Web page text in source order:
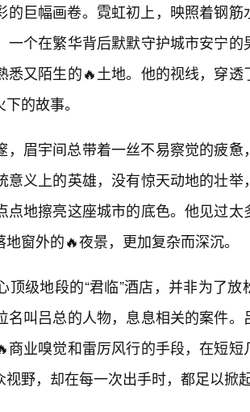
的巨幅画卷。霓虹初上，映照着钢筋
一个在繁华背后默默守护城市安宁的
又陌生的🔥土地。他的视线，穿透
的故事。
，眉宇间总带着一丝不易察觉的疲惫
义上的英雄，没有惊天动地的壮举
地擦亮这座城市的底色。他见过太
窗外的🔥夜景，更加复杂而深沉。
级地段的“君临”酒店，并非为了放
名叫吕总的人物，息息相关的案件。
商业嗅觉和雷厉风行的手段，在短短
野，却在每一次出手时，都足以掀